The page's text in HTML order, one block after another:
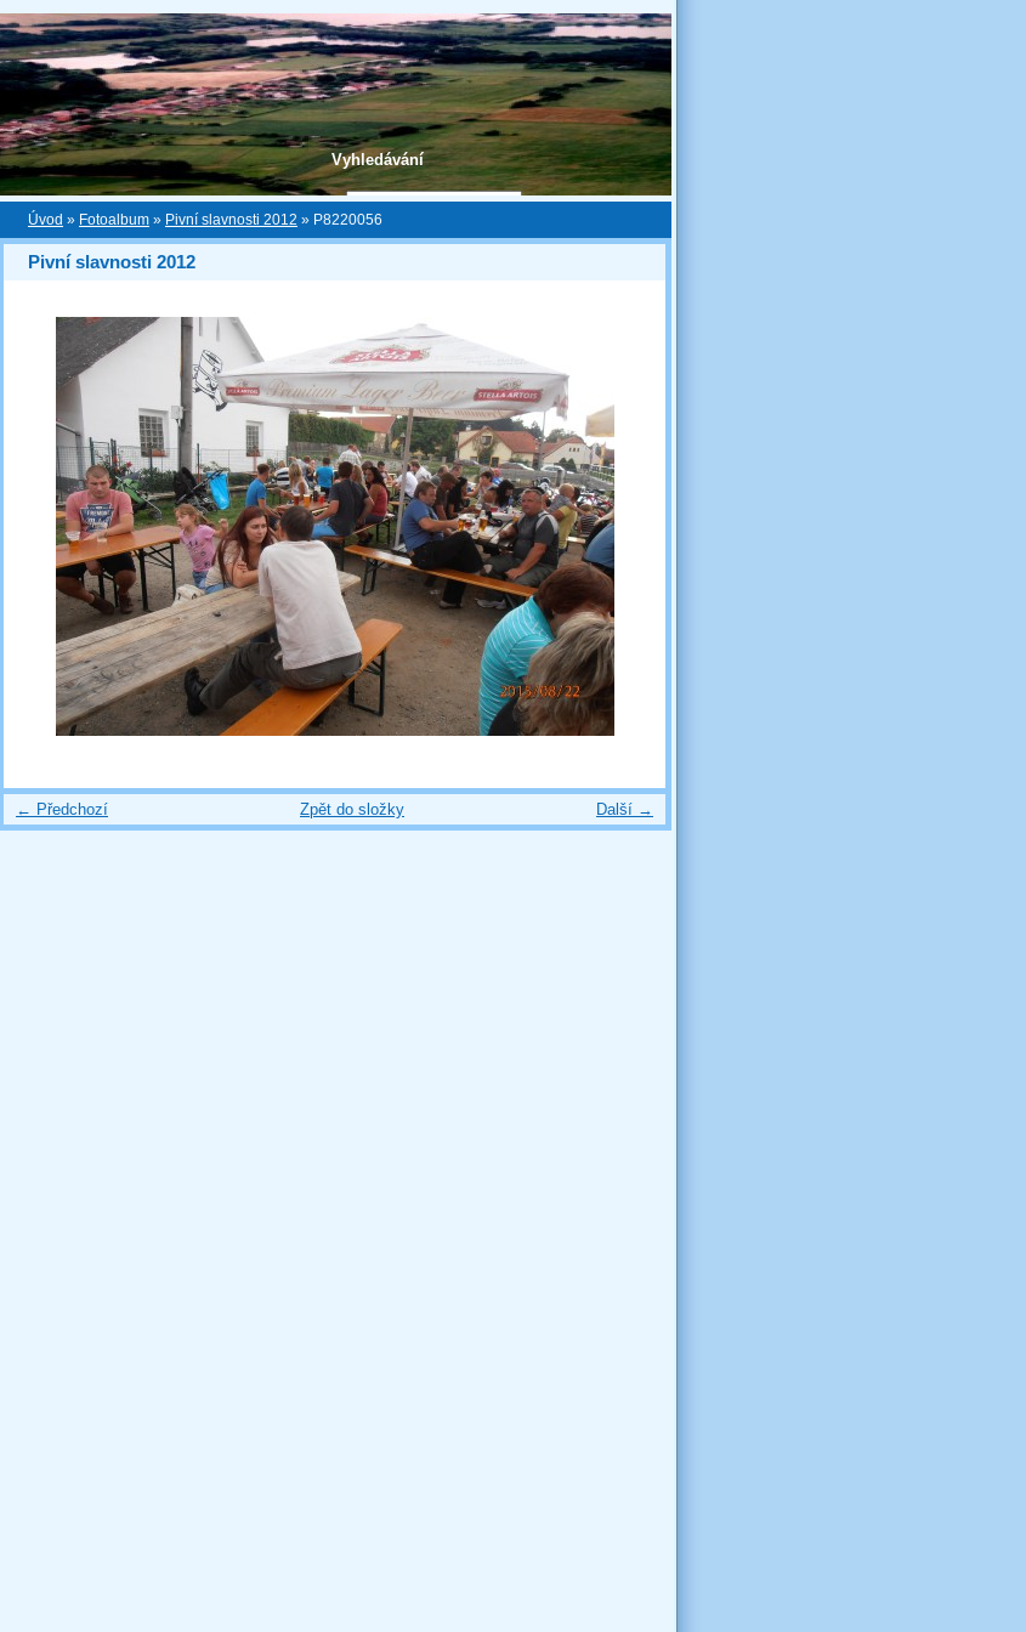
Vyhledávání
Úvod » Fotoalbum » Pivní slavnosti 2012 » P8220056
Pivní slavnosti 2012
← Předchozí Další →
Zpět do složky